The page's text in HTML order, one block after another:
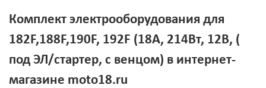
Комплект электрооборудования для
182F,188F,190F, 192F (18А, 214Вт, 12В, (
под ЭЛ/стартер, с венцом) в интернет-
магазине moto18.ru